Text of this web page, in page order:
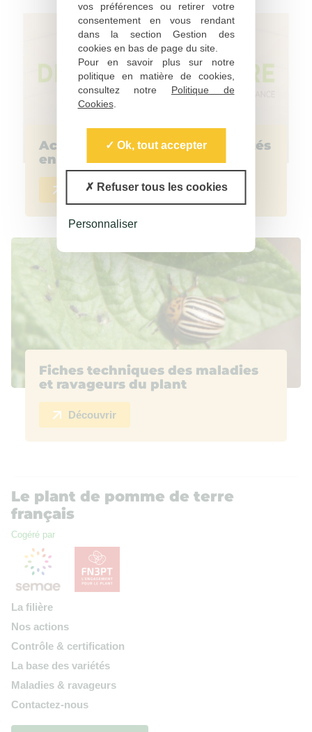
vos préférences ou retirer votre
consentement en vous rendant
dans la section Gestion des
cookies en bas de page du site.
Pour en savoir plus sur notre
politique en matière de cookies,
consultez notre Politique de
Cookies.
Ok, tout accepter
Refuser tous les cookies
Personnaliser
Achetez le catalogue des variétés
en version papier
Découvrir
Fiches techniques des maladies
et ravageurs du plant
Découvrir
Le plant de pomme de terre
français
Cogéré par
La filière
Nos actions
Contrôle & certification
La base des variétés
Maladies & ravageurs
Contactez-nous